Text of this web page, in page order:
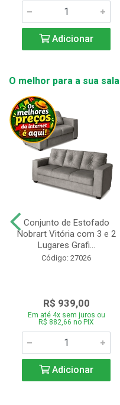
Adicionar
O melhor para a sua sala
Conjunto de Estofado
Nobrart Vitória com 3 e 2
Lugares Grafi...
Código: 27026
R$ 939,00
Em até 4x sem juros ou
R$ 882,66 no PIX
Adicionar